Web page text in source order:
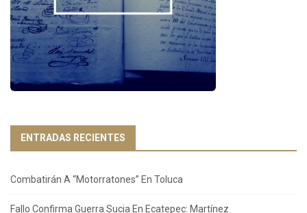
ENTRADAS RECIENTES
Combatirán A “Motorratones” En Toluca
Fallo Confirma Guerra Sucia En Ecatepec: Martínez